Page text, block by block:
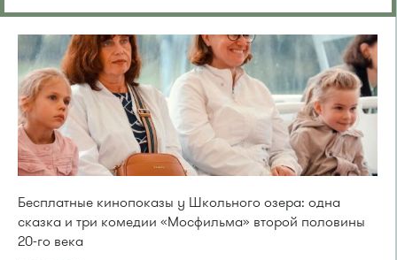
Бесплатные кинопоказы у Школьного озера: одна
сказка и три комедии «Мосфильма» второй половины
20-го века